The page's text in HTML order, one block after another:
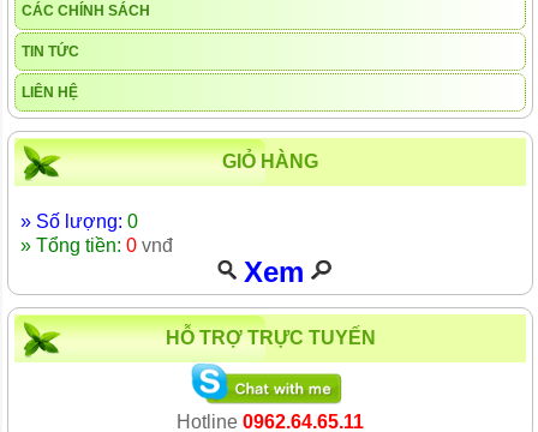
CÁC CHÍNH SÁCH
TIN TỨC
LIÊN HỆ
GIỎ HÀNG
» Số lượng: 0
» Tổng tiền: 0 vnđ
Xem
HỖ TRỢ TRỰC TUYẾN
Hotline 0962.64.65.11